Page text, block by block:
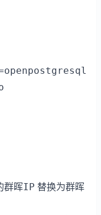
群晖IP 替换为群晖